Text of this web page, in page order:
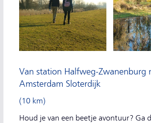
Van station Halfweg-Zwanenburg
Amsterdam Sloterdijk
(10 km)
Houd je van een beetje avontuur? Ga